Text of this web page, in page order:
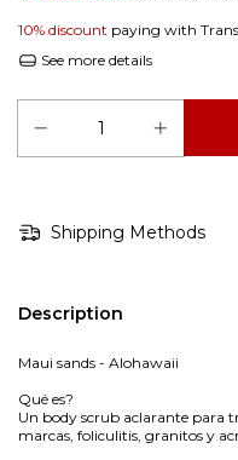
10% discount paying with
See more details
Shipping Methods
Description
Maui sands - Alohawaii
Qué es?
Un body scrub aclarante para
marcas, foliculitis, granitos y